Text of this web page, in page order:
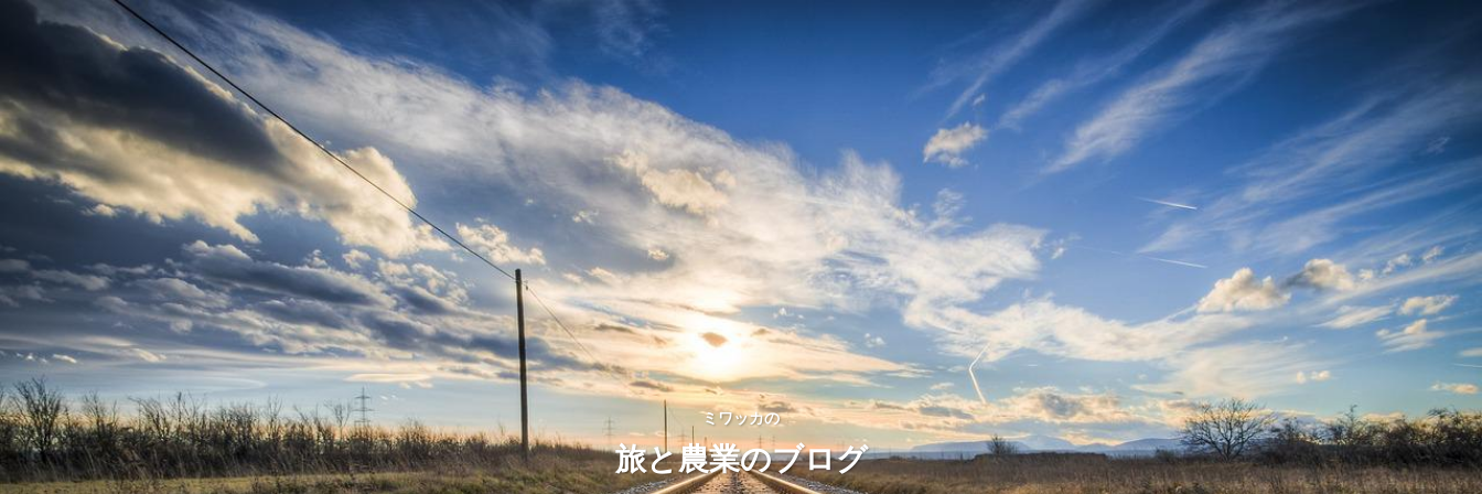
ミワッカの
旅と農業のブログ